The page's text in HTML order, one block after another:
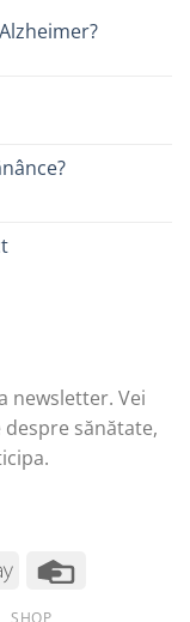
newsletter. Vei
sănătate,